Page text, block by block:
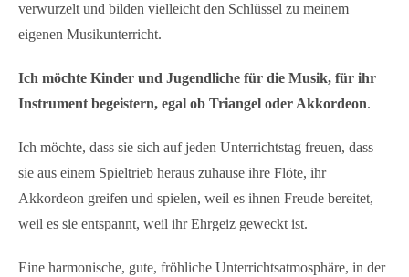
verwurzelt und bilden vielleicht den Schlüssel zu meinem
eigenen Musikunterricht.
Ich möchte Kinder und Jugendliche für die Musik, für ihr
Instrument begeistern, egal ob Triangel oder Akkordeon.
Ich möchte, dass sie sich auf jeden Unterrichtstag freuen, dass
sie aus einem Spieltrieb heraus zuhause ihre Flöte, ihr
Akkordeon greifen und spielen, weil es ihnen Freude bereitet,
weil es sie entspannt, weil ihr Ehrgeiz geweckt ist.
Eine harmonische, gute, fröhliche Unterrichtsatmosphäre, in der